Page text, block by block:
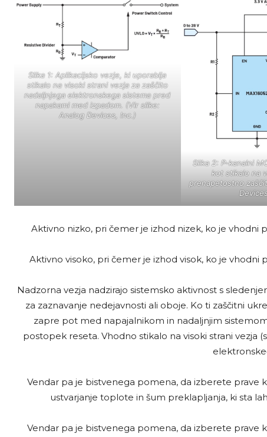
Slika 1: Aplikacijsko vezje, ki uporablja
stikalo na visoki strani vezja za zaščito
nadaljnjega elektronskega sistema pred
napakami med izpadom. (Vir slike:
Analog Devices, Inc.)
Slika 2: P-kanalni
kot stikalo na
prenapetostno
Aktivno nizko, pri čemer je izhod nizek, ko je vhodni
Aktivno visoko, pri čemer je izhod visok, ko je
Nadzorna vezja nadzirajo sistemsko aktivnost s
za zaznavanje nedejavnosti ali oboje. Ko ti zaščitni
zapre pot med napajalnikom in nadaljnjim
postopek reseta. Vhodno stikalo na visoki strani vezja
Vendar pa je bistvenega pomena, da izberete
ustvarjanje toplote in šum preklapljanja, ki sta
Vendar pa je bistvenega pomena, da izberete